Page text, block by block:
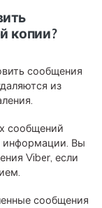
копии?
сообщения
из
сообщений
информации. Вы
Viber, если
сообщения